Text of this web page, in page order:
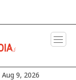
Aug 9, 2026